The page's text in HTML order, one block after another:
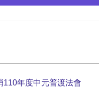
110年度中元普渡法會